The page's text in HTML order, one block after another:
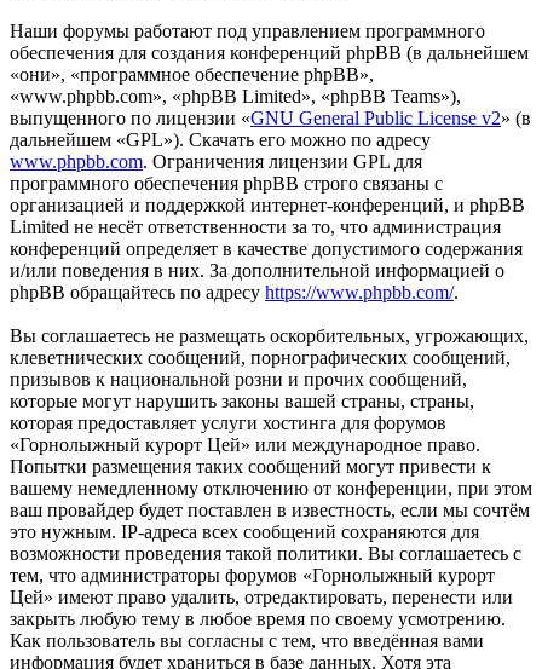
Наши форумы работают под управлением программного
обеспечения для создания конференций phpBB (в дальнейшем
«они», «программное обеспечение phpBB»,
«www.phpbb.com», «phpBB Limited», «phpBB Teams»),
выпущенного по лицензии «GNU General Public License v2» (в
дальнейшем «GPL»). Скачать его можно по адресу
www.phpbb.com. Ограничения лицензии GPL для
программного обеспечения phpBB строго связаны с
организацией и поддержкой интернет-конференций, и phpBB
Limited не несёт ответственности за то, что администрация
конференций определяет в качестве допустимого содержания
и/или поведения в них. За дополнительной информацией о
phpBB обращайтесь по адресу https://www.phpbb.com/.
Вы соглашаетесь не размещать оскорбительных, угрожающих,
клеветнических сообщений, порнографических сообщений,
призывов к национальной розни и прочих сообщений,
которые могут нарушить законы вашей страны, страны,
которая предоставляет услуги хостинга для форумов
«Горнолыжный курорт Цей» или международное право.
Попытки размещения таких сообщений могут привести к
вашему немедленному отключению от конференции, при этом
ваш провайдер будет поставлен в известность, если мы сочтём
это нужным. IP-адреса всех сообщений сохраняются для
возможности проведения такой политики. Вы соглашаетесь с
тем, что администраторы форумов «Горнолыжный курорт
Цей» имеют право удалить, отредактировать, перенести или
закрыть любую тему в любое время по своему усмотрению.
Как пользователь вы согласны с тем, что введённая вами
информация будет храниться в базе данных. Хотя эта